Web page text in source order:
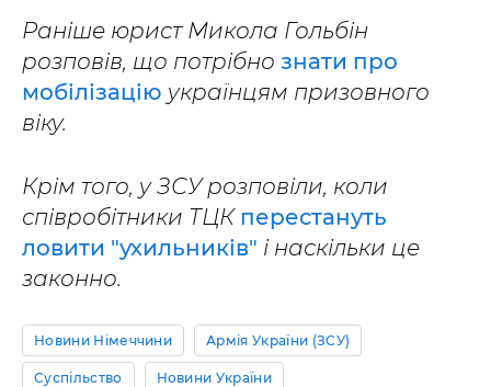
Раніше юрист Микола Гольбін
розповів, що потрібно знати про
мобілізацію українцям призовного
віку.
Крім того, у ЗСУ розповіли, коли
співробітники ТЦК перестануть
ловити "ухильників" і наскільки це
законно.
Новини Німеччини Армія України (ЗСУ)
Суспільство Новини України